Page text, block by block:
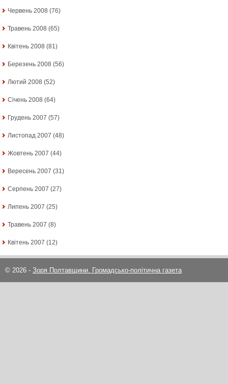
Червень 2008 (76)
Травень 2008 (65)
Квітень 2008 (81)
Березень 2008 (56)
Лютий 2008 (52)
Січень 2008 (64)
Грудень 2007 (57)
Листопад 2007 (48)
Жовтень 2007 (44)
Вересень 2007 (31)
Серпень 2007 (27)
Липень 2007 (25)
Травень 2007 (8)
Квітень 2007 (12)
© 2026 - Зоря Полтавщини. Громадсько-політична газета